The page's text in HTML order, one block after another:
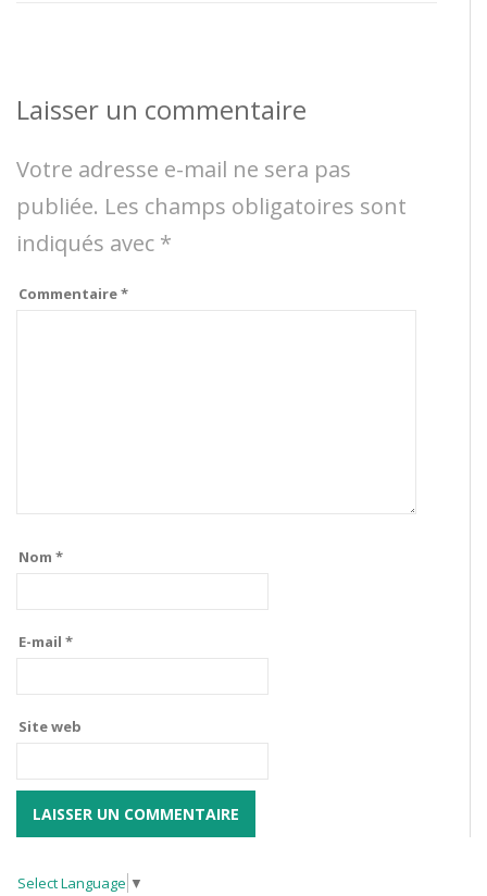
Laisser un commentaire
Votre adresse e-mail ne sera pas
publiée. Les champs obligatoires sont
indiqués avec *
Commentaire*
Nom *
E-mail *
Site web
Select Language ▼